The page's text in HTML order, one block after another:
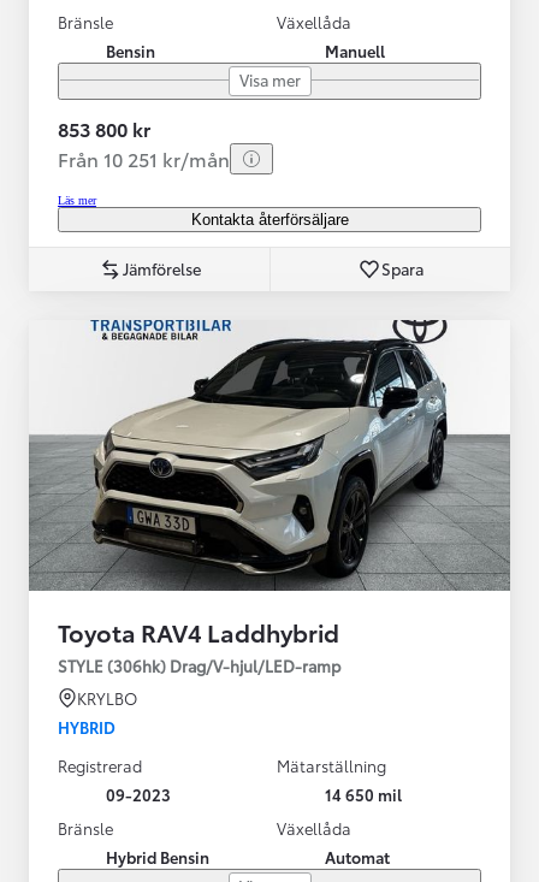
Bränsle
Bensin
Växellåda
Manuell
Visa mer
853 800 kr
Från 10 251 kr/mån
Läs mer
Kontakta återförsäljare
Jämförelse Spara
Toyota RAV4 Laddhybrid
STYLE (306hk) Drag/V-hjul/LED-ramp
KRYLBO
HYBRID
Registrerad
09-2023
Mätarställning
14 650 mil
Bränsle
Hybrid Bensin
Växellåda
Automat